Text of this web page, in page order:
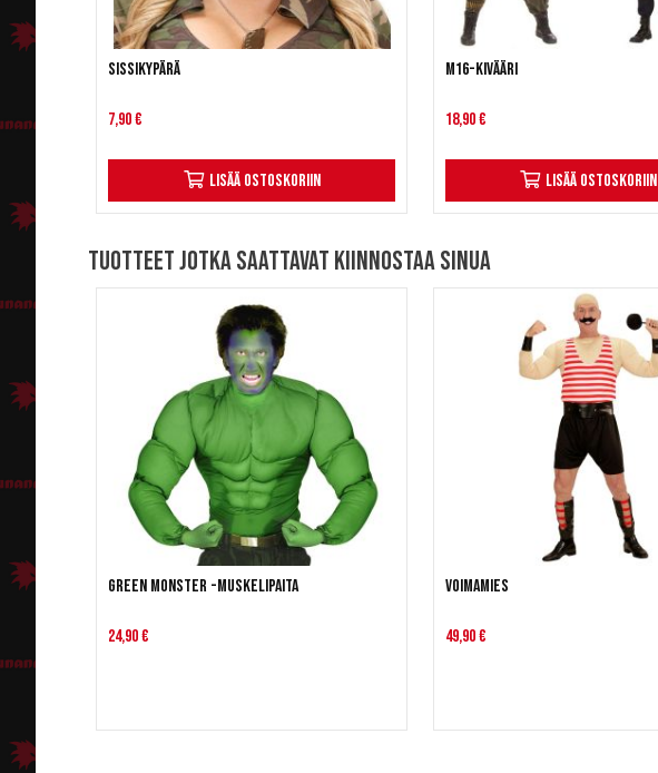
Sissikypärä
7,90 €
Lisää ostoskoriin
M16-kivääri
18,90 €
Lisää ostoskoriin
Tuotteet jotka saattavat kiinnostaa sinua
Green monster -muskelipaita
24,90 €
Voimamies
49,90 €